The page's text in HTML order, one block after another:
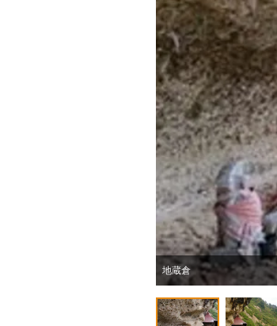
地蔵倉